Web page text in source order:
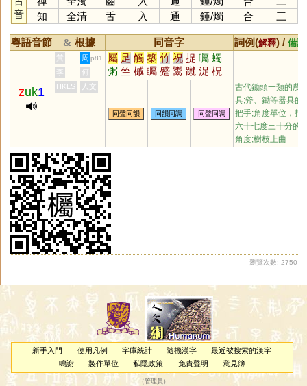
音
知
全清 舌 入 通 鍾/燭 合 三
粵語音節 & 根據 同音字 詞例(解釋) / 備註
zuk1
黃 周 p81 屬 足 觸 築 竹 祝 捉 囑 蠋
粥 竺 槭 矚 蹙 鬻 蹴 浞 柷
鏃 瘃 踧 茿 穛 喌 鷟 擉 灟
篫 篧 蠾 敳 斸 燭 筑 哫 触
臅 鸀
李
何
HKLS
人文
同聲同韻 同韻同調 同聲同調
古代鋤頭一類的農
具;斧、鋤等器具的
把手;角度單位，指
六十七度三十分的
角度;樹枝上曲
瀏覽次數: 2750
新手入門 使用凡例 字庫統計 隨機漢字
最近被搜索的漢字
鳴謝
製作單位 私隱政策 免責聲明 意見簿
（管理員 ）